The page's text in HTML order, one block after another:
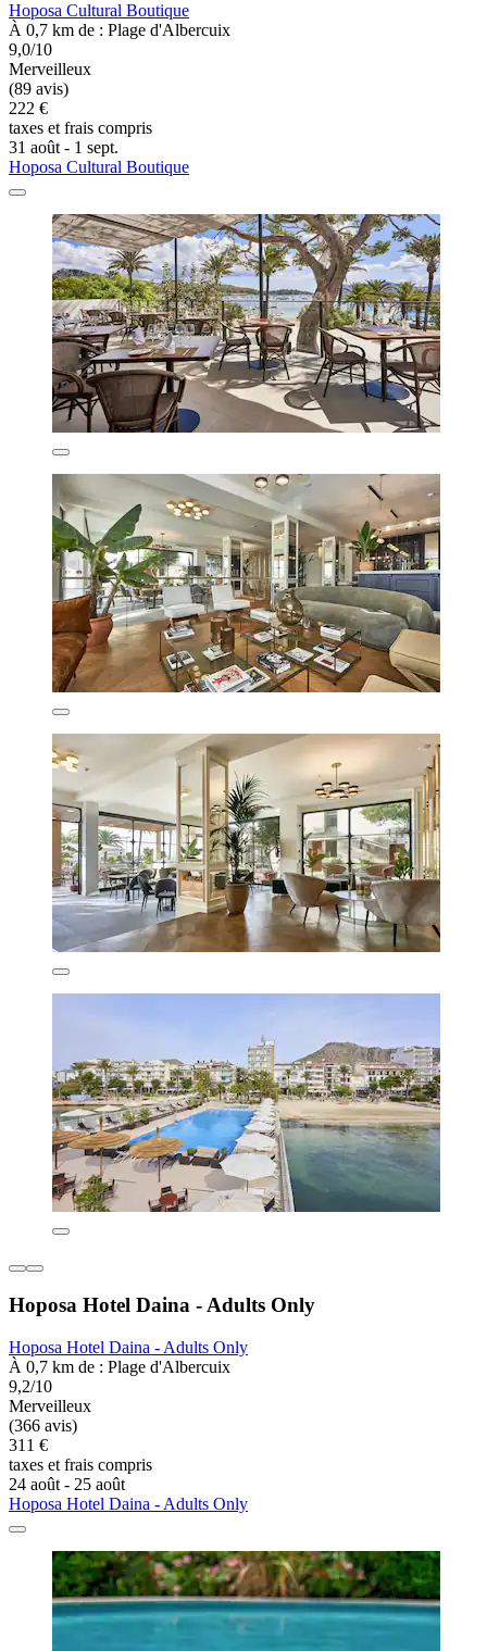
Hoposa Cultural Boutique
À 0,7 km de : Plage d'Albercuix
9,0/10
Merveilleux
(89 avis)
222 €
taxes et frais compris
31 août - 1 sept.
Hoposa Cultural Boutique
Hoposa Hotel Daina - Adults Only
Hoposa Hotel Daina - Adults Only
À 0,7 km de : Plage d'Albercuix
9,2/10
Merveilleux
(366 avis)
311 €
taxes et frais compris
24 août - 25 août
Hoposa Hotel Daina - Adults Only